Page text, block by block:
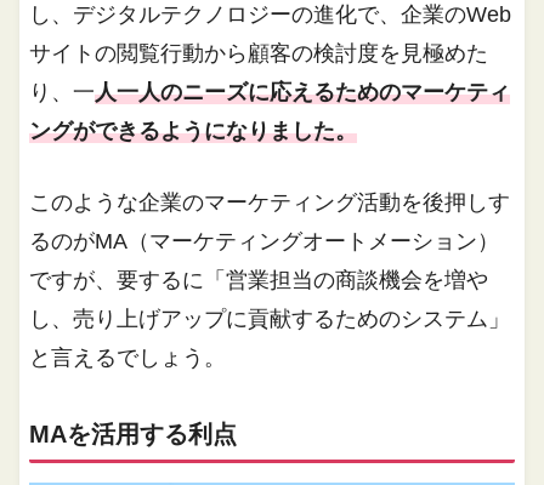
し、デジタルテクノロジーの進化で、企業のWeb
サイトの閲覧行動から顧客の検討度を見極めた
り、一人一人のニーズに応えるためのマーケティ
ングができるようになりました。
このような企業のマーケティング活動を後押しす
るのがMA（マーケティングオートメーション）
ですが、要するに「営業担当の商談機会を増や
し、売り上げアップに貢献するためのシステム」
と言えるでしょう。
MAを活用する利点